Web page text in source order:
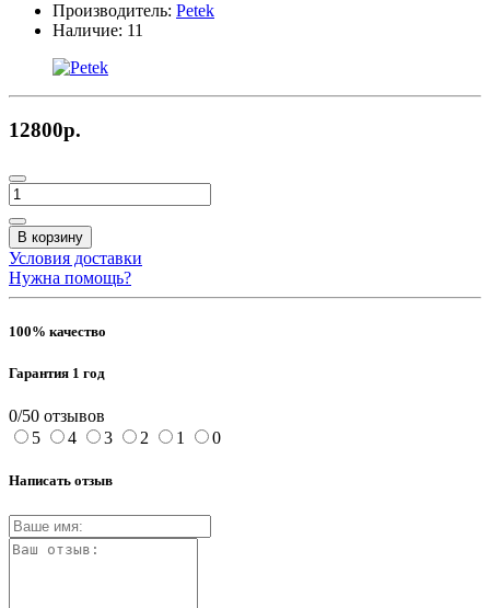
Производитель: Petek
Наличие: 11
12800р.
В корзину
Условия доставки
Нужна помощь?
100% качество
Гарантия 1 год
0/50 отзывов
5
4 3 2 1 0
Написать отзыв